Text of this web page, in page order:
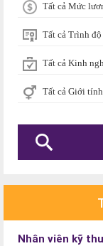
Tất cả Mức
Tất cả Trình độ
Tất cả Kinh
Tất cả Giới tính
Nhân viên kỹ